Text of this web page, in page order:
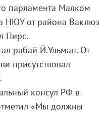
парламента Малком
НЮУ от района Ваклюз
Пирс.
рабай Й.Ульман. От
присутствовал
консул РФ в
«Мы должны